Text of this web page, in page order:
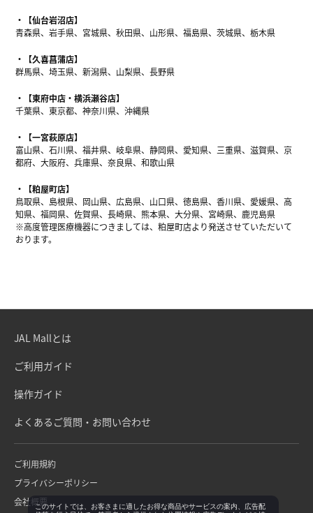
【仙台岩沼店】
青森県、岩手県、宮城県、秋田県、山形県、福島県、茨城県、栃木県
【久喜菖蒲店】
群馬県、埼玉県、新潟県、山梨県、長野県
【東府中店・横浜瀬谷店】
千葉県、東京都、神奈川県、沖縄県
【一宮萩原店】
富山県、石川県、福井県、岐阜県、静岡県、愛知県、三重県、滋賀県、京
都府、大阪府、兵庫県、奈良県、和歌山県
【粕屋町店】
鳥取県、島根県、岡山県、広島県、山口県、徳島県、香川県、愛媛県、高
知県、福岡県、佐賀県、長崎県、熊本県、大分県、宮崎県、鹿児島県
※高度管理医療機器につきましては、粕屋町店より発送させていただいて
おります。
JAL Mallとは
ご利用ガイド
操作ガイド
よくあるご質問・お問い合わせ
ご利用規約
プライバシーポリシー
会社概要このサイトでは、お客さまに適したお得な商品やサービスの案内、広告配